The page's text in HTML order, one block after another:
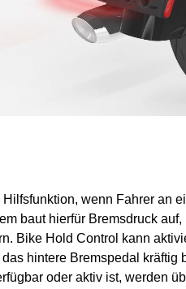
Hilfsfunktion, wenn Fahrer an
baut hierfür Bremsdruck
Bike Hold Control kann
hintere Bremspedal kräftig
oder aktiv ist, werden